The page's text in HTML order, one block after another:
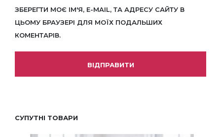
ЗБЕРЕГТИ МОЄ ІМ'Я, E-MAIL, ТА АДРЕСУ САЙТУ В
ЦЬОМУ БРАУЗЕРІ ДЛЯ МОЇХ ПОДАЛЬШИХ
КОМЕНТАРІВ.
СУПУТНІ ТОВАРИ